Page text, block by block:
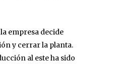
empresa decide
y cerrar la planta.
al este ha sido